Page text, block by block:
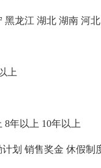
黑龙江 湖北 湖南 河北
上
8年以上 10年以上
划 销售奖金 休假制